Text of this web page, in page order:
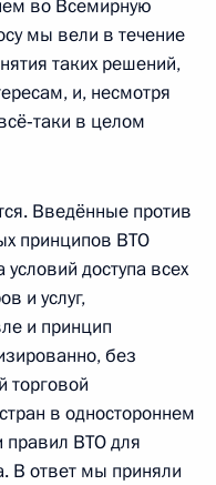
7
1
во Всемирную
мы вели в течение
таких решений,
и, несмотря
в целом
Введённые против
принципов ВТО
доступа всех
и услуг,
и принцип
без
торговой
в одностороннем
правил ВТО для
В ответ мы приняли